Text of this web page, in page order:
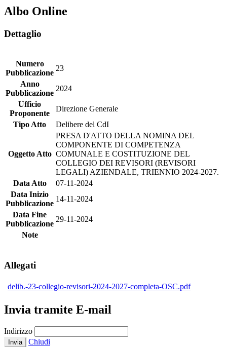
Albo Online
Dettaglio
Numero
Pubblicazione
23
Anno
Pubblicazione
2024
Ufficio
Proponente
Direzione Generale
Tipo Atto
Delibere del CdI
Oggetto Atto
PRESA D'ATTO DELLA NOMINA DEL
COMPONENTE DI COMPETENZA
COMUNALE E COSTITUZIONE DEL
COLLEGIO DEI REVISORI (REVISORI
LEGALI) AZIENDALE, TRIENNIO 2024-2027.
Data Atto
07-11-2024
Data Inizio
Pubblicazione
14-11-2024
Data Fine
Pubblicazione
29-11-2024
Note
Allegati
delib.-23-collegio-revisori-2024-2027-completa-OSC.pdf
Invia tramite E-mail
Indirizzo
Invia Chiudi